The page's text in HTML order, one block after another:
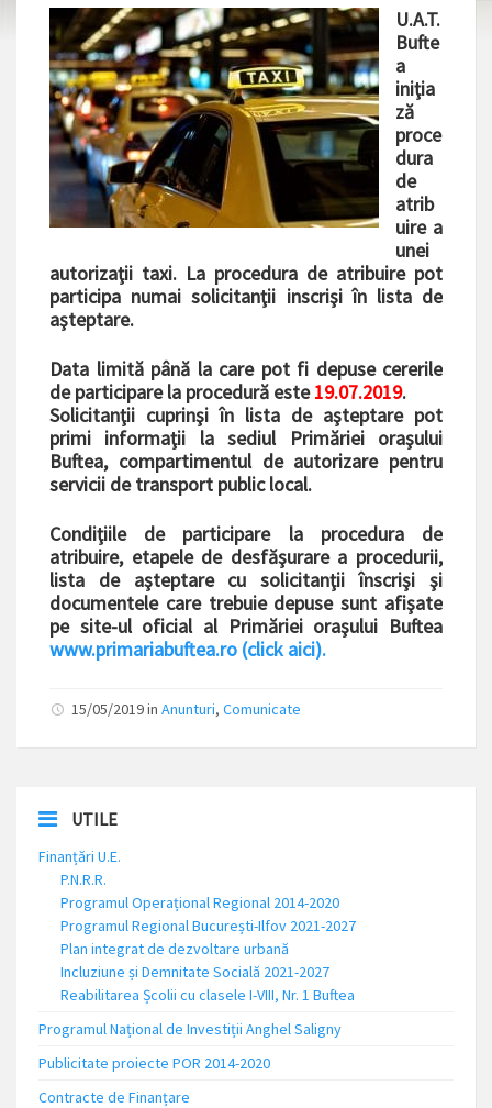
U.A.T.
Bufte
a
iniţia
ză
proce
dura
de
atrib
uire a
unei
autorizaţii taxi. La procedura de atribuire pot
participa numai solicitanţii inscrişi în lista de
aşteptare.
Data limită până la care pot fi depuse cererile
de participare la procedură este19.07.2019.
Solicitanţii cuprinşi în lista de aşteptare pot
primi informaţii la sediul Primăriei oraşului
Buftea, compartimentul de autorizare pentru
servicii de transport public local.
Condiţiile de participare la procedura de
atribuire, etapele de desfăşurare a procedurii,
lista de aşteptare cu solicitanţii înscrişi şi
documentele care trebuie depuse sunt afişate
pe site-ul oficial al Primăriei oraşului Buftea
www.primariabuftea.ro (click aici).
15/05/2019in Anunturi, Comunicate
UTILE
Finanțări U.E.
P.N.R.R.
Programul Operațional Regional 2014-2020
Programul Regional București-Ilfov 2021-2027
Plan integrat de dezvoltare urbană
Incluziune și Demnitate Socială 2021-2027
Reabilitarea Școlii cu clasele I-VIII, Nr. 1 Buftea
Programul Național de Investiții Anghel Saligny
Publicitate proiecte POR 2014-2020
Contracte de Finanțare